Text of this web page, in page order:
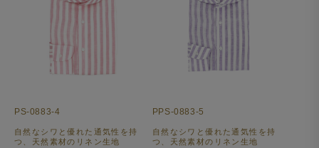
PS-0883-4
自然なシワと優れた通気性を持
つ、天然素材のリネン生地
PPS-0883-5
自然なシワと優れた通気性を持
つ、天然素材のリネン生地